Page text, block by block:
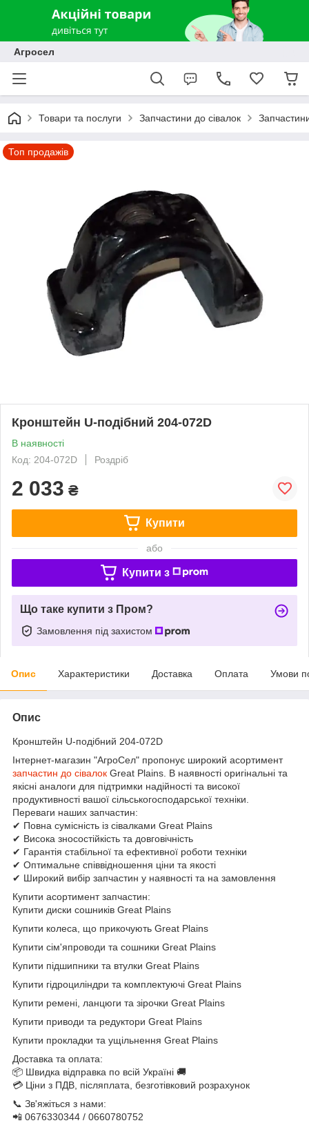
Агросел
Товари та послуги Запчастини до сівалок
Топ продажів
Кронштейн U-подібний 204-072D
В наявності
Код: 204-072D
Роздріб
2 033 ₴
Купити
або
Купити з
Що таке купити з Пром?
Замовлення під захистом
Опис Характеристики Доставка Оплата Умови
Опис
Кронштейн U-подібний 204-072D
Інтернет-магазин "АгроСел" пропонує широкий асортимент
запчастин до сівалок Great Plains. В наявності оригінальні та
якісні аналоги для підтримки надійності та високої
продуктивності вашої сільськогосподарської техніки.
Переваги наших запчастин:
✔ Повна сумісність із сівалками Great Plains
✔ Висока зносостійкість та довговічність
✔ Гарантія стабільної та ефективної роботи техніки
✔ Оптимальне співвідношення ціни та якості
✔ Широкий вибір запчастин у наявності та на замовлення
Купити асортимент запчастин:
Купити диски сошників Great Plains
Купити колеса, що прикочують Great Plains
Купити сім'япроводи та сошники Great Plains
Купити підшипники та втулки Great Plains
Купити гідроциліндри та комплектуючі Great Plains
Купити ремені, ланцюги та зірочки Great Plains
Купити приводи та редуктори Great Plains
Купити прокладки та ущільнення Great Plains
Доставка та оплата:
📦 Швидка відправка по всій Україні 🚚
💳 Ціни з ПДВ, післяплата, безготівковий розрахунок
📞 Зв'яжіться з нами:
📲 0676330344 / 0660780752